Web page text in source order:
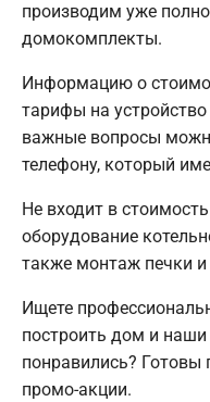
производим уже
домокомплекты.
Информацию о
тарифы на
важные вопросы
телефону, который
Не входит в
оборудование
также монтаж печки и
Ищете
построить дом и
понравились?
промо-акции.